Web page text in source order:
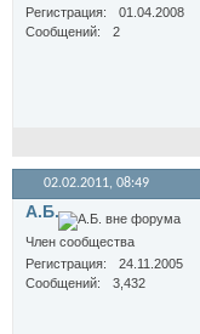
Регистрация
01.04.2008
Сообщений
2
02.02.2011, 08:49
А.Б.
Член сообщества
Регистрация
24.11.2005
Сообщений
3,432